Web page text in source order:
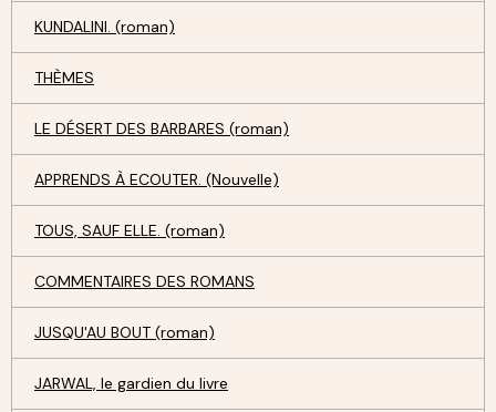
KUNDALINI. (roman)
THÈMES
LE DÉSERT DES BARBARES (roman)
APPRENDS À ECOUTER. (Nouvelle)
TOUS, SAUF ELLE. (roman)
COMMENTAIRES DES ROMANS
JUSQU'AU BOUT (roman)
JARWAL, le gardien du livre